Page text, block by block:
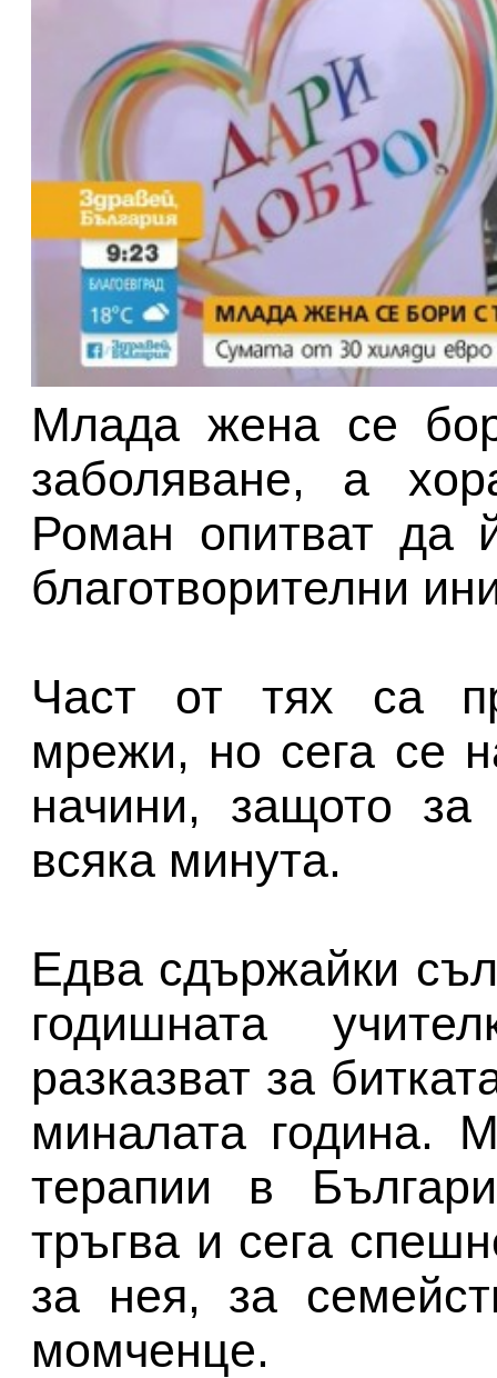
Млада жена се
заболяване, а
Роман опитват да
благотворителни
Част от тях са
мрежи, но сега се
начини, защото
всяка минута.
Едва сдържайки
годишната
разказват за
миналата година.
терапии в
тръгва и сега
за нея, за
момченце.